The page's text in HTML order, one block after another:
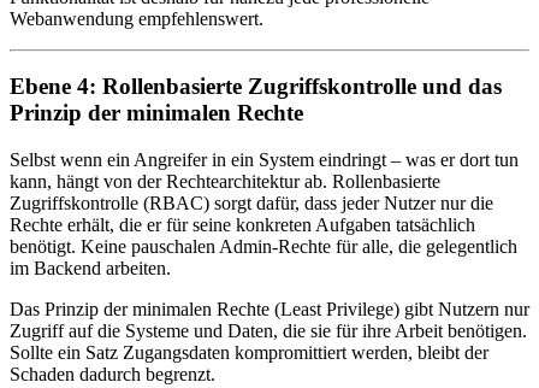
Webanwendung empfehlenswert.
Ebene 4: Rollenbasierte Zugriffskontrolle und das
Prinzip der minimalen Rechte
Selbst wenn ein Angreifer in ein System eindringt – was er dort tun
kann, hängt von der Rechtearchitektur ab. Rollenbasierte
Zugriffskontrolle (RBAC) sorgt dafür, dass jeder Nutzer nur die
Rechte erhält, die er für seine konkreten Aufgaben tatsächlich
benötigt. Keine pauschalen Admin-Rechte für alle, die gelegentlich
im Backend arbeiten.
Das Prinzip der minimalen Rechte (Least Privilege) gibt Nutzern nur
Zugriff auf die Systeme und Daten, die sie für ihre Arbeit benötigen.
Sollte ein Satz Zugangsdaten kompromittiert werden, bleibt der
Schaden dadurch begrenzt.